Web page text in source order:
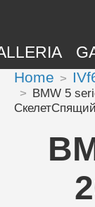
Home
BMW 5